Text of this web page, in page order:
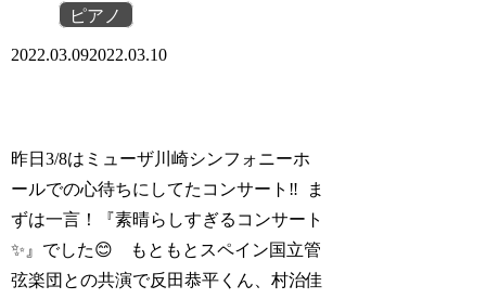
ピアノ
2022.03.092022.03.10
昨日3/8はミューザ川崎シンフォニーホ
ールでの心待ちにしてたコンサート‼️ ま
ずは一言！『素晴らしすぎるコンサート
✨』でした😊 もともとスペイン国立管
弦楽団との共演で反田恭平くん、村治佳